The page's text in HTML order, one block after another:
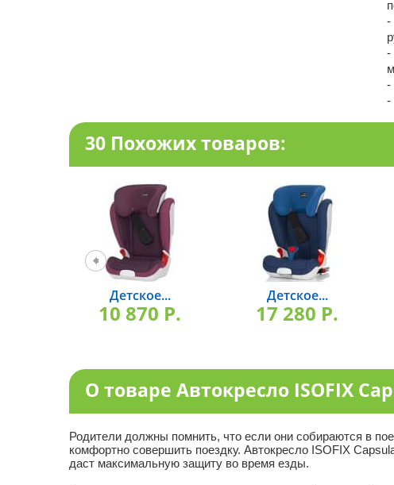
-
-
-
-
30 Похожих товаров:
Детское...
10 870 P.
Детское...
17 280 P.
О товаре Автокресло ISOFIX
Родители должны помнить, что если они собираются в
комфортно совершить поездку. Автокресло ISOFIX
даст максимальную защиту во время езды.